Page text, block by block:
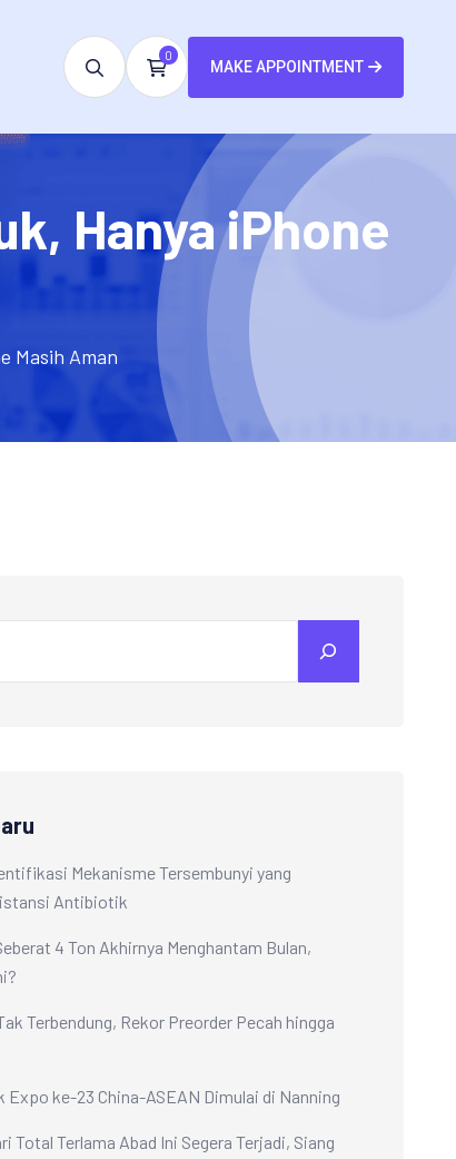
0
MAKE APPOINTMENT
Hanya iPhone
Masih Aman
Mekanisme Tersembunyi yang
Antibiotik
4 Ton Akhirnya Menghantam Bulan,
Terbendung, Rekor Preorder Pecah hingga
Expo ke-23 China-ASEAN Dimulai di Nanning
Total Terlama Abad Ini Segera Terjadi, Siang